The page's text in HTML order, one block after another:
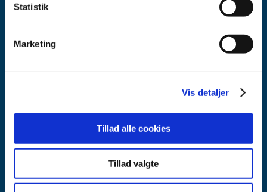
Statistik
Marketing
Vis detaljer
Tillad alle cookies
Tillad valgte
2300 København S
dkma@dkma.dk
Lægemiddelstyrelsen er en del af